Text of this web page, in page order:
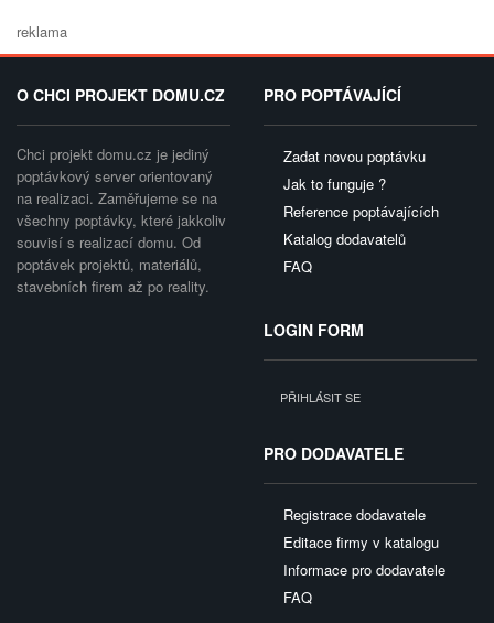
reklama
O CHCI PROJEKT DOMU.CZ
Chci projekt domu.cz je jediný
poptávkový server orientovaný
na realizaci. Zaměřujeme se na
všechny poptávky, které jakkoliv
souvisí s realizací domu. Od
poptávek projektů, materiálů,
stavebních firem až po reality.
PRO POPTÁVAJÍCÍ
Zadat novou poptávku
Jak to funguje ?
Reference poptávajících
Katalog dodavatelů
FAQ
LOGIN FORM
PŘIHLÁSIT SE
PRO DODAVATELE
Registrace dodavatele
Editace firmy v katalogu
Informace pro dodavatele
FAQ